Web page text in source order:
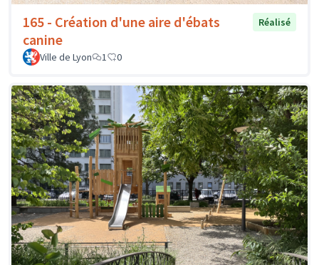
165 - Création d'une aire d'ébats
canine
Réalisé
Ville de Lyon 1 0